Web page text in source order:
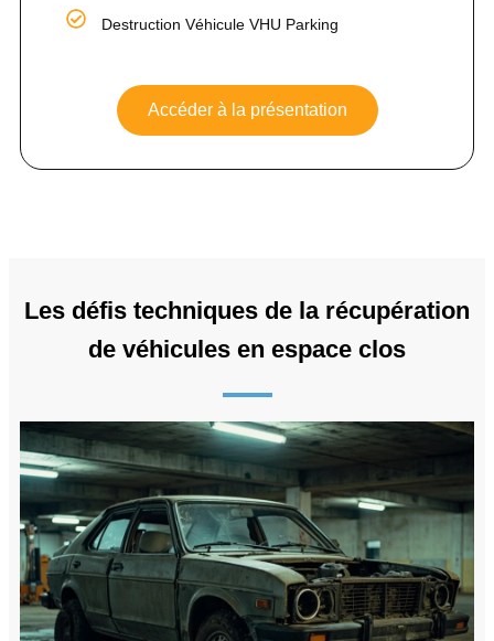
Destruction Véhicule VHU Parking
Accéder à la présentation
Les défis techniques de la récupération
de véhicules en espace clos